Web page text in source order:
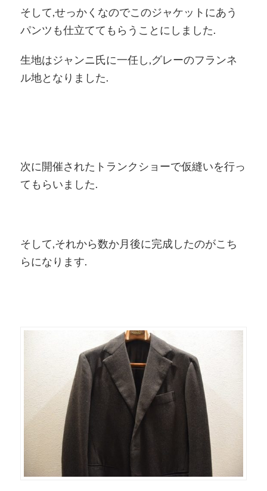
そして,せっかくなのでこのジャケットにあう
パンツも仕立ててもらうことにしました.
生地はジャンニ氏に一任し,グレーのフランネ
ル地となりました.
次に開催されたトランクショーで仮縫いを行っ
てもらいました.
そして,それから数か月後に完成したのがこち
らになります.